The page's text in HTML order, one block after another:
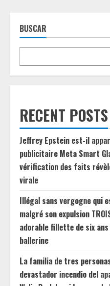
BUSCAR
RECENT POSTS
Jeffrey Epstein est-il
publicitaire Meta Smart
vérification des faits
virale
Illégal sans vergogne qui
malgré son expulsion
adorable fillette de six
ballerine
La familia de tres
devastador incendio del